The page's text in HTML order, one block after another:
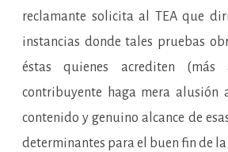
reclamante solicita al TEA que
instancias donde tales pruebas
éstas quienes acrediten
contribuyente haga mera alusión
contenido y genuino alcance de
determinantes para el buen fin de